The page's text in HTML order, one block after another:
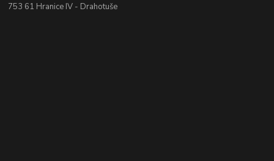
753 61 Hranice IV - Drahotuše